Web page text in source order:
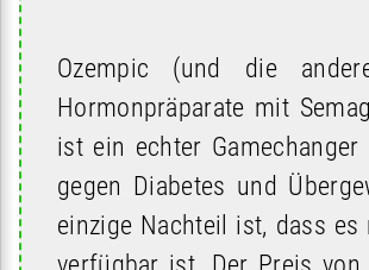
Ozempic (und die
Hormonpräparate mit
ist ein echter
gegen Diabetes und
einzige Nachteil ist, dass es